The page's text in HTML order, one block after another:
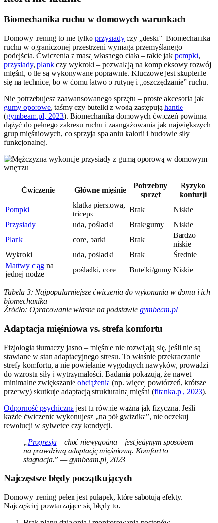
Biomechanika ruchu w domowych warunkach
Domowy trening to nie tylko przysiady czy „deski”. Biomechanika
ruchu w ograniczonej przestrzeni wymaga przemyślanego
podejścia. Ćwiczenia z masą własnego ciała – takie jak pompki,
przysiady, plank czy wykroki – pozwalają na kompleksowy rozwój
mięśni, o ile są wykonywane poprawnie. Kluczowe jest skupienie
się na technice, bo w domu łatwo o rutynę i „oszczędzanie” ruchu.
Nie potrzebujesz zaawansowanego sprzętu – proste akcesoria jak
gumy oporowe, taśmy czy butelki z wodą zastępują hantle
(gymbeam.pl, 2023). Biomechanika domowych ćwiczeń powinna
dążyć do pełnego zakresu ruchu i zaangażowania jak największych
grup mięśniowych, co sprzyja spalaniu kalorii i budowie siły
funkcjonalnej.
Ćwiczenie Główne mięśnie
Potrzebny
sprzęt
Ryzyko
kontuzji
Pompki
klatka piersiowa,
triceps
Brak
Niskie
Przysiady
uda, pośladki Brak/gumy
Niskie
Plank
core, barki Brak
Bardzo
niskie
Wykroki
uda, pośladki Brak
Średnie
Martwy ciąg na
jednej nodze
pośladki, core Butelki/gumy Niskie
Tabela 3: Najpopularniejsze ćwiczenia do wykonania w domu i ich
biomechanika
Źródło: Opracowanie własne na podstawie gymbeam.pl
Adaptacja mięśniowa vs. strefa komfortu
Fizjologia tłumaczy jasno – mięśnie nie rozwijają się, jeśli nie są
stawiane w stan adaptacyjnego stresu. To właśnie przekraczanie
strefy komfortu, a nie powielanie wygodnych nawyków, prowadzi
do wzrostu siły i wytrzymałości. Badania pokazują, że nawet
minimalne zwiększanie obciążenia (np. więcej powtórzeń, krótsze
przerwy) skutkuje adaptacją strukturalną mięśni (fitanka.pl, 2023).
Odporność psychiczna jest tu równie ważna jak fizyczna. Jeśli
każde ćwiczenie wykonujesz „na pół gwizdka”, nie oczekuj
rewolucji w sylwetce czy kondycji.
Progresja– choć niewygodna – jest jedynym sposobem
na prawdziwą adaptację mięśniową. Komfort to
stagnacja.” — gymbeam.pl, 2023
Najczęstsze błędy początkujących
Domowy trening pełen jest pułapek, które sabotują efekty.
Najczęściej powtarzające się błędy to: